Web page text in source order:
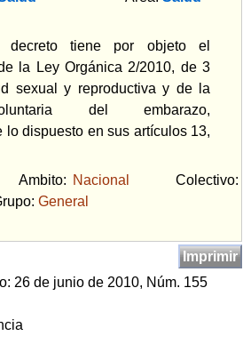
decreto tiene por objeto el
la Ley Orgánica 2/2010, de 3
sexual y reproductiva y de la
del embarazo,
lo dispuesto en sus artículos 13,
Nacional
Colectivo:
General
Imprimir
26 de junio de 2010, Núm. 155